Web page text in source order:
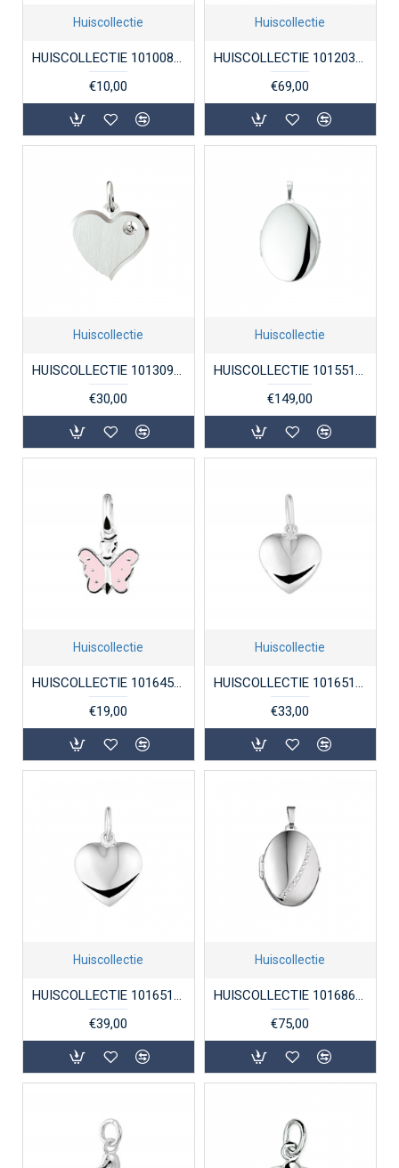
Huiscollectie
HUISCOLLECTIE 1010084 ZILVEREN BEDEL LIEVEHEERSBEESTJE
€10,00
Huiscollectie
HUISCOLLECTIE 1012032 ZILVEREN MEDAILLON OVAAL
€69,00
Huiscollectie
HUISCOLLECTIE 1013097 ZILVEREN GRAVEERPLAATJE HART MET ZIRKONIA
€30,00
Huiscollectie
HUISCOLLECTIE 1015510 ZILVEREN MEDAILLON OVAAL
€149,00
Huiscollectie
HUISCOLLECTIE 1016451 ZILVEREN HANGER VLINDER ROZE LAK
€19,00
Huiscollectie
HUISCOLLECTIE 1016515 ZILVEREN HANGER HARTJE MASSIEF
€33,00
Huiscollectie
HUISCOLLECTIE 1016516 ZILVEREN HANGER HARTJE MASSIEF
€39,00
Huiscollectie
HUISCOLLECTIE 1016869 ZILVEREN MEDAILLON OVAAL
€75,00